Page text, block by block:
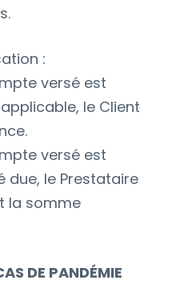
:
versé est
le Client
versé est
due, le Prestataire
la somme
DE PANDÉMIE